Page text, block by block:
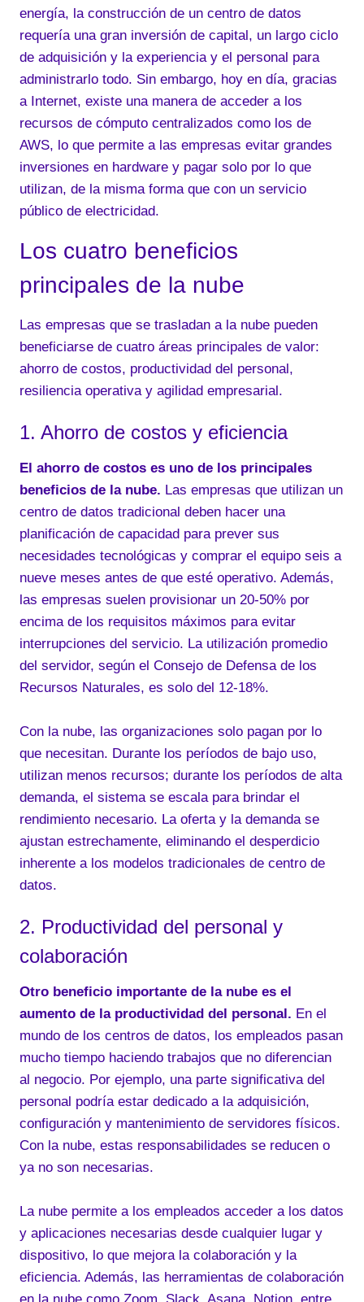
energía, la construcción de un centro de datos
requería una gran inversión de capital, un largo ciclo
de adquisición y la experiencia y el personal para
administrarlo todo. Sin embargo, hoy en día, gracias
a Internet, existe una manera de acceder a los
recursos de cómputo centralizados como los de
AWS, lo que permite a las empresas evitar grandes
inversiones en hardware y pagar solo por lo que
utilizan, de la misma forma que con un servicio
público de electricidad.
Los cuatro beneficios
principales de la nube
Las empresas que se trasladan a la nube pueden
beneficiarse de cuatro áreas principales de valor:
ahorro de costos, productividad del personal,
resiliencia operativa y agilidad empresarial.
1. Ahorro de costos y eficiencia
El ahorro de costos es uno de los principales
beneficios de la nube. Las empresas que utilizan un
centro de datos tradicional deben hacer una
planificación de capacidad para prever sus
necesidades tecnológicas y comprar el equipo seis a
nueve meses antes de que esté operativo. Además,
las empresas suelen provisionar un 20-50% por
encima de los requisitos máximos para evitar
interrupciones del servicio. La utilización promedio
del servidor, según el Consejo de Defensa de los
Recursos Naturales, es solo del 12-18%.
Con la nube, las organizaciones solo pagan por lo
que necesitan. Durante los períodos de bajo uso,
utilizan menos recursos; durante los períodos de alta
demanda, el sistema se escala para brindar el
rendimiento necesario. La oferta y la demanda se
ajustan estrechamente, eliminando el desperdicio
inherente a los modelos tradicionales de centro de
datos.
2. Productividad del personal y
colaboración
Otro beneficio importante de la nube es el
aumento de la productividad del personal. En el
mundo de los centros de datos, los empleados pasan
mucho tiempo haciendo trabajos que no diferencian
al negocio. Por ejemplo, una parte significativa del
personal podría estar dedicado a la adquisición,
configuración y mantenimiento de servidores físicos.
Con la nube, estas responsabilidades se reducen o
ya no son necesarias.
La nube permite a los empleados acceder a los datos
y aplicaciones necesarias desde cualquier lugar y
dispositivo, lo que mejora la colaboración y la
eficiencia. Además, las herramientas de colaboración